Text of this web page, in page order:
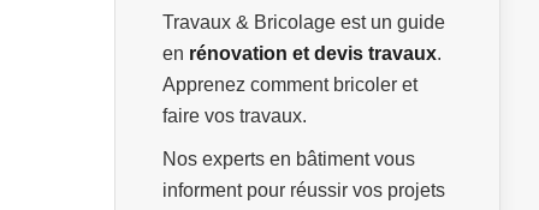
Travaux & Bricolage est un guide
en rénovation et devis travaux.
Apprenez comment bricoler et
faire vos travaux.
Nos experts en bâtiment vous
informent pour réussir vos projets